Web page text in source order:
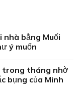
bằng Muối
ý muốn
trong tháng nhờ
bụng của Minh